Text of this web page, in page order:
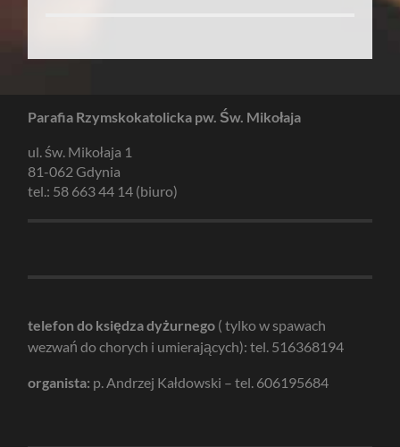
Parafia Rzymskokatolicka pw. Św. Mikołaja
ul. św. Mikołaja 1
81-062 Gdynia
tel.: 58 663 44 14 (biuro)
telefon do księdza dyżurnego ( tylko w spawach
wezwań do chorych i umierających): tel. 516368194
organista: p. Andrzej Kałdowski – tel. 606195684